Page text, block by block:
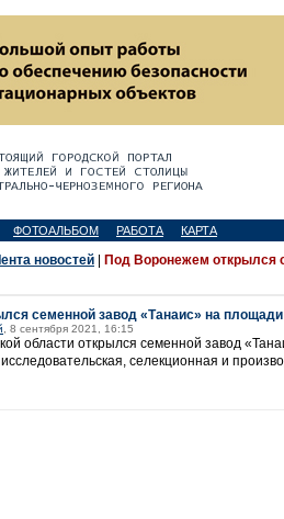
ФОТОАЛЬБОМ РАБОТА КАРТА
новостей
Под Воронежем открылся
семенной завод «Танаис» на
, 8 сентября 2021, 16:15
области открылся семенной завод
селекционная и